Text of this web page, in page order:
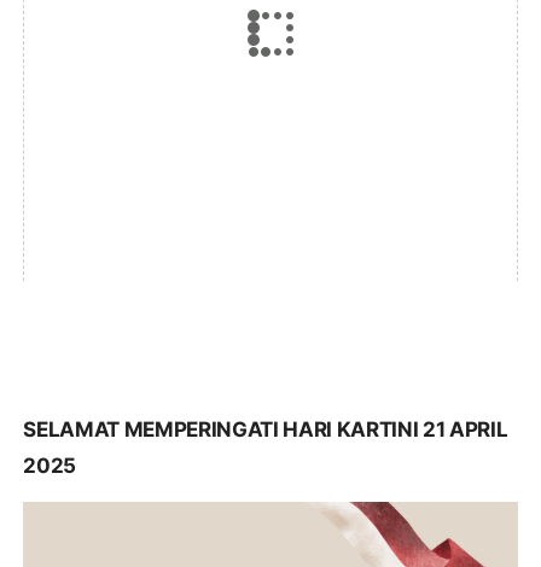
SELAMAT MEMPERINGATI HARI KARTINI 21 APRIL
2025